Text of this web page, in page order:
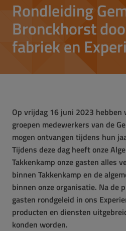
Rondleiding
Bronckhorst
fabriek en
Op vrijdag 16 juni 2023
groepen medewerkers van de
mogen ontvangen tijdens hun
Tijdens deze dag heeft onze
Takkenkamp onze gasten alles
binnen Takkenkamp en de
binnen onze organisatie. Na de
gasten rondgeleid in ons
producten en diensten
konden worden.